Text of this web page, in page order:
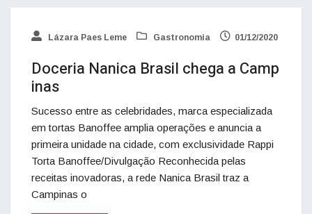
Lázara Paes Leme Gastronomia 01/12/2020
Doceria Nanica Brasil chega a Camp
inas
Sucesso entre as celebridades, marca especializada
em tortas Banoffee amplia operações e anuncia a
primeira unidade na cidade, com exclusividade Rappi
Torta Banoffee/Divulgação Reconhecida pelas
receitas inovadoras, a rede Nanica Brasil traz a
Campinas o